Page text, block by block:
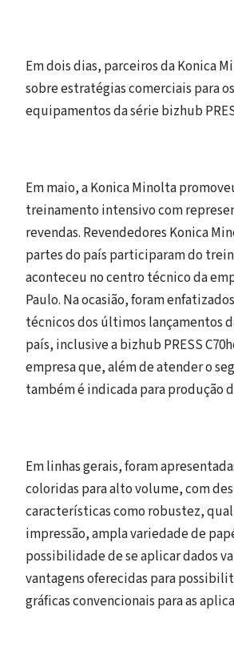
Em dois dias, parceiros da Konica
sobre estratégias comerciais para
equipamentos da série bizhub
Em maio, a Konica Minolta
treinamento intensivo com
revendas. Revendedores Konica
partes do país participaram do
aconteceu no centro técnico da
Paulo. Na ocasião, foram
técnicos dos últimos lançamentos
país, inclusive a bizhub PRESS
empresa que, além de atender o
também é indicada para produção
Em linhas gerais, foram
coloridas para alto volume, com
características como robustez,
impressão, ampla variedade de
possibilidade de se aplicar dados
vantagens oferecidas para
gráficas convencionais para as